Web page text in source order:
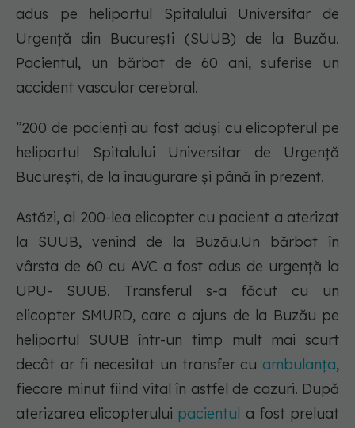
adus pe heliportul Spitalului Universitar de
Urgență din București (SUUB) de la Buzău.
Pacientul, un bărbat de 60 ani, suferise un
accident vascular cerebral.
”200 de pacienți au fost aduși cu elicopterul pe
heliportul Spitalului Universitar de Urgență
București, de la inaugurare și până în prezent.
Astăzi, al 200-lea elicopter cu pacient a aterizat
la SUUB, venind de la Buzău.Un bărbat în
vârsta de 60 cu AVC a fost adus de urgență la
UPU- SUUB. Transferul s-a făcut cu un
elicopter SMURD, care a ajuns de la Buzău pe
heliportul SUUB într-un timp mult mai scurt
decât ar fi necesitat un transfer cu ambulanța,
fiecare minut fiind vital în astfel de cazuri. După
aterizarea elicopterului pacientul a fost preluat